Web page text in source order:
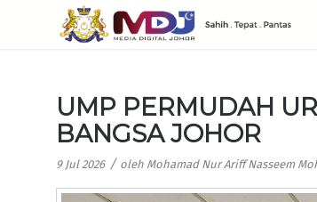
UMP PERMUDAH
BANGSA JOHOR
9 Jul 2026 / oleh Mohamad Nur Ariff Nasseem